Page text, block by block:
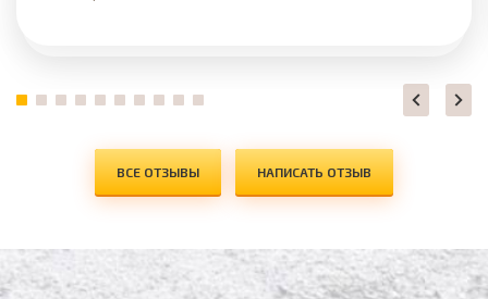
ВСЕ ОТЗЫВЫ НАПИСАТЬ ОТЗЫВ